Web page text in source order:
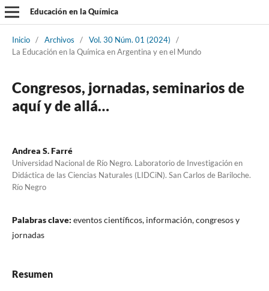
Educación en la Química
Inicio / Archivos / Vol. 30 Núm. 01 (2024)
/
La Educación en la Química en Argentina y en el Mundo
Congresos, jornadas, seminarios de
aquí y de allá…
Andrea S. Farré
Universidad Nacional de Río Negro. Laboratorio de Investigación en
Didáctica de las Ciencias Naturales (LIDCiN). San Carlos de Bariloche.
Río Negro
Palabras clave: eventos científicos, información, congresos y
jornadas
Resumen